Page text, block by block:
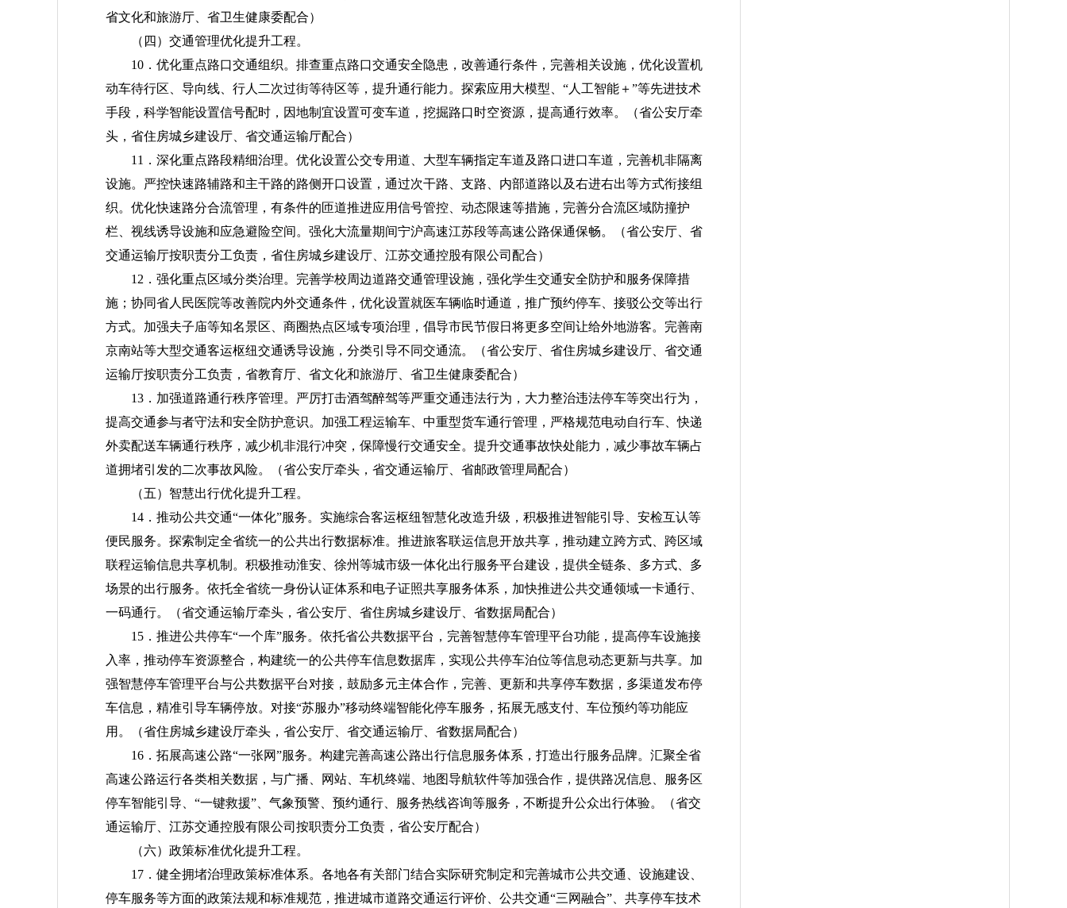
省文化和旅游厅、省卫生健康委配合）
（四）交通管理优化提升工程。
10．优化重点路口交通组织。排查重点路口交通安全隐患，改善通行条件，完善相关设施，优化设置机
动车待行区、导向线、行人二次过街等待区等，提升通行能力。探索应用大模型、“人工智能＋”等先进技术
手段，科学智能设置信号配时，因地制宜设置可变车道，挖掘路口时空资源，提高通行效率。
（省公安厅牵
头，省住房城乡建设厅、省交通运输厅配合）
11．深化重点路段精细治理。优化设置公交专用道、大型车辆指定车道及路口进口车道，完善机非隔离
设施。严控快速路辅路和主干路的路侧开口设置，通过次干路、支路、内部道路以及右进右出等方式衔接组
织。优化快速路分合流管理，有条件的匝道推进应用信号管控、动态限速等措施，完善分合流区域防撞护
栏、视线诱导设施和应急避险空间。强化大流量期间宁沪高速江苏段等高速公路保通保畅。
（省公安厅、省
交通运输厅按职责分工负责，省住房城乡建设厅、江苏交通控股有限公司配合）
12．强化重点区域分类治理。完善学校周边道路交通管理设施，强化学生交通安全防护和服务保障措
施；协同省人民医院等改善院内外交通条件，优化设置就医车辆临时通道，推广预约停车、接驳公交等出行
方式。加强夫子庙等知名景区、商圈热点区域专项治理，倡导市民节假日将更多空间让给外地游客。完善南
京南站等大型交通客运枢纽交通诱导设施，分类引导不同交通流。
（省公安厅、省住房城乡建设厅、省交通
运输厅按职责分工负责，省教育厅、省文化和旅游厅、省卫生健康委配合）
13．加强道路通行秩序管理。严厉打击酒驾醉驾等严重交通违法行为，大力整治违法停车等突出行为，
提高交通参与者守法和安全防护意识。加强工程运输车、中重型货车通行管理，严格规范电动自行车、快递
外卖配送车辆通行秩序，减少机非混行冲突，保障慢行交通安全。提升交通事故快处能力，减少事故车辆占
道拥堵引发的二次事故风险。
（省公安厅牵头，省交通运输厅、省邮政管理局配合）
（五）智慧出行优化提升工程。
14．推动公共交通“一体化”服务。实施综合客运枢纽智慧化改造升级，积极推进智能引导、安检互认等
便民服务。探索制定全省统一的公共出行数据标准。推进旅客联运信息开放共享，推动建立跨方式、跨区域
联程运输信息共享机制。积极推动淮安、徐州等城市级一体化出行服务平台建设，提供全链条、多方式、多
场景的出行服务。依托全省统一身份认证体系和电子证照共享服务体系，加快推进公共交通领域一卡通行、
一码通行。
（省交通运输厅牵头，省公安厅、省住房城乡建设厅、省数据局配合）
15．推进公共停车“一个库”服务。依托省公共数据平台，完善智慧停车管理平台功能，提高停车设施接
入率，推动停车资源整合，构建统一的公共停车信息数据库，实现公共停车泊位等信息动态更新与共享。加
强智慧停车管理平台与公共数据平台对接，鼓励多元主体合作，完善、更新和共享停车数据，多渠道发布停
车信息，精准引导车辆停放。对接“苏服办”移动终端智能化停车服务，拓展无感支付、车位预约等功能应
用。
（省住房城乡建设厅牵头，省公安厅、省交通运输厅、省数据局配合）
16．拓展高速公路“一张网”服务。构建完善高速公路出行信息服务体系，打造出行服务品牌。汇聚全省
高速公路运行各类相关数据，与广播、网站、车机终端、地图导航软件等加强合作，提供路况信息、服务区
停车智能引导、“一键救援”、气象预警、预约通行、服务热线咨询等服务，不断提升公众出行体验。
（省交
通运输厅、江苏交通控股有限公司按职责分工负责，省公安厅配合）
（六）政策标准优化提升工程。
17．健全拥堵治理政策标准体系。各地各有关部门结合实际研究制定和完善城市公共交通、设施建设、
停车服务等方面的政策法规和标准规范，推进城市道路交通运行评价、公共交通“三网融合”、共享停车技术